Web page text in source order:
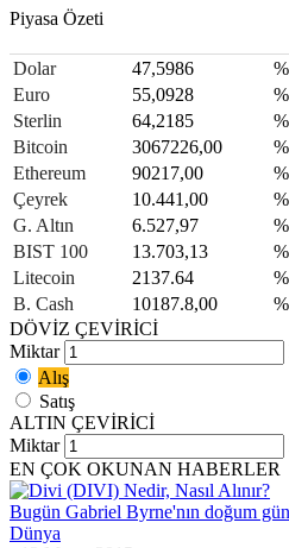
Piyasa Özeti
Dolar 47,5986
Euro
55,0928
Sterlin
64,2185
Bitcoin
3067226,00
Ethereum
90217,00
Çeyrek
10.441,00
G. Altın
6.527,97
BIST 100
13.703,13
Litecoin
2137.64
B. Cash
10187.8,00
DÖVİZ ÇEVİRİCİ
Miktar
Alış
Satış
ALTIN ÇEVİRİCİ
Miktar
EN ÇOK OKUNAN HABERLER
Bugün Gabriel Byrne'nın doğum
Dünya